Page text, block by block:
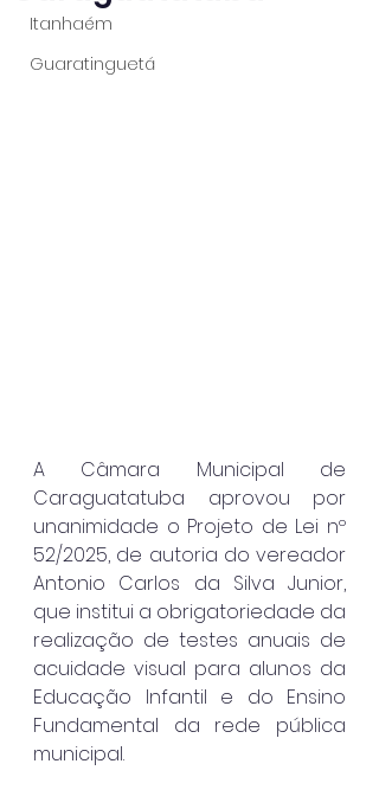
Itanhaém
Guaratinguetá
A Câmara Municipal de
Caraguatatuba aprovou por
unanimidade o Projeto de Lei nº
52/2025, de autoria do vereador
Antonio Carlos da Silva Junior,
que institui a obrigatoriedade da
realização de testes anuais de
acuidade visual para alunos da
Educação Infantil e do Ensino
Fundamental da rede pública
municipal.